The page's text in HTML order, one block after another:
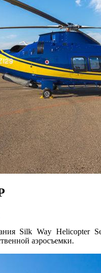
Silk Way Helicopter
аэросъемки.